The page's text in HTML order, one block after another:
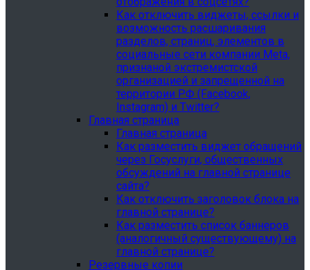
Как отключить виджеты, ссылки и
возможность расшаривания
разделов, страниц, элементов в
социальные сети компании Meta,
признаной экстремистской
организацией и запрещенной на
территории РФ (Facebook,
Instagram) и Twitter?
Главная страница
Главная страница
Как разместить виджет обращений
через Госуслуги, общественных
обсуждений на главной странице
сайта?
Как отключить заголовок блока на
главной странице?
Как разместить список баннеров
(аналогичный существующему) на
главной странице?
Резервные копии